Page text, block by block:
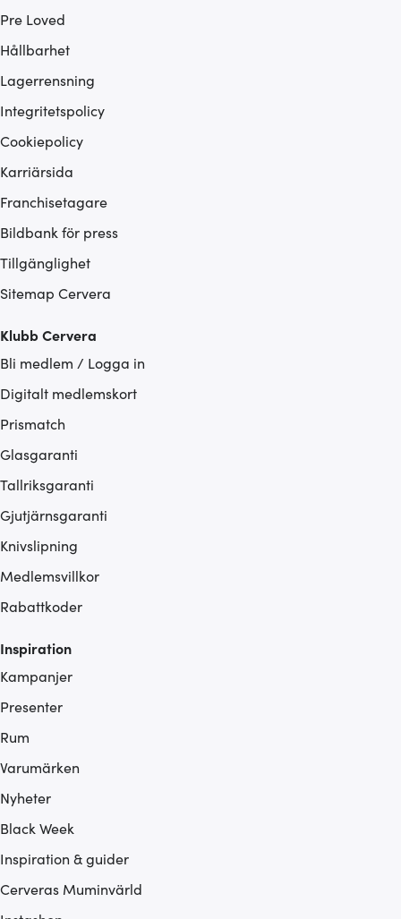
Pre Loved
Hållbarhet
Lagerrensning
Integritetspolicy
Cookiepolicy
Karriärsida
Franchisetagare
Bildbank för press
Tillgänglighet
Sitemap Cervera
Klubb Cervera
Bli medlem / Logga in
Digitalt medlemskort
Prismatch
Glasgaranti
Tallriksgaranti
Gjutjärnsgaranti
Knivslipning
Medlemsvillkor
Rabattkoder
Inspiration
Kampanjer
Presenter
Rum
Varumärken
Nyheter
Black Week
Inspiration & guider
Cerveras Muminvärld